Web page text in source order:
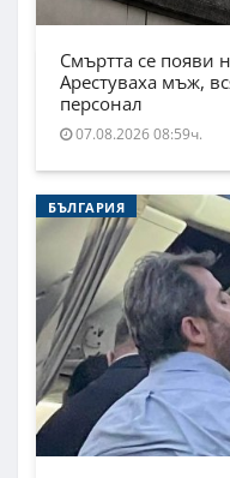
Смъртта се появи
Арестуваха мъж,
персонал
07.08.2026 08:59ч.
БЪЛГАРИЯ